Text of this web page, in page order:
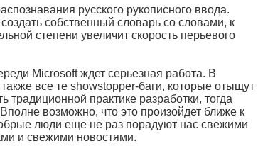
русского рукописного ввода.
собственный словарь со словами, к
степени увеличит скорость перьевого
Microsoft ждет серьезная работа. В
все те showstopper-баги, которые отыщут
традиционной практике разработки, тогда
возможно, что это произойдет ближе к
люди еще не раз порадуют нас свежими
и свежими новостями.